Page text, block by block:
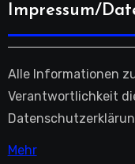
Impressum/
Alle Informationen
Verantwortlichkeit
Mehr